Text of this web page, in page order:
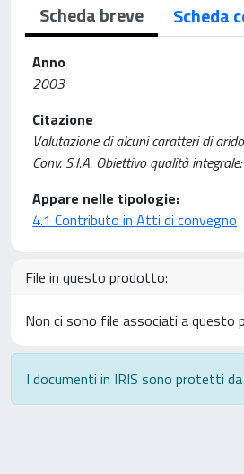
Scheda breve Scheda
Anno
2003
Citazione
Valutazione di alcuni caratteri di
Conv. S.I.A. Obiettivo qualità
Appare nelle tipologie:
4.1 Contributo in Atti di convegno
File in questo prodotto:
Non ci sono file associati a questo
I documenti in IRIS sono protetti